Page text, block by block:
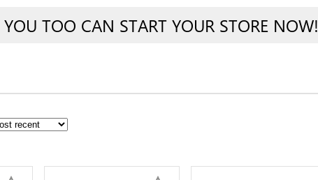
YOU TOO CAN START YOUR STORE NOW!